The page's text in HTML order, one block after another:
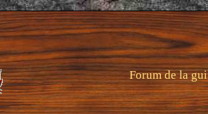
Forum de la